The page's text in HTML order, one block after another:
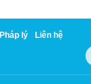
Pháp lý Liên hệ